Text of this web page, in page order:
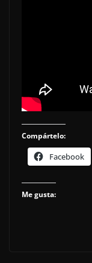
Compártelo:
Facebook
Me gusta: